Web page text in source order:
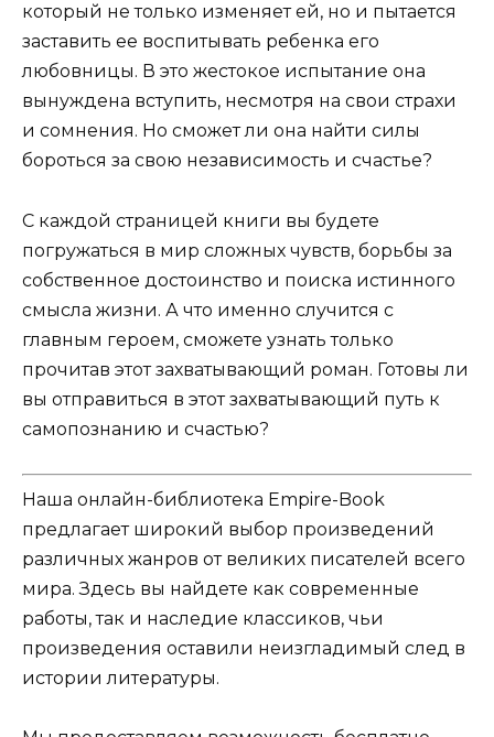
который не только изменяет ей, но и пытается
заставить ее воспитывать ребенка его
любовницы. В это жестокое испытание она
вынуждена вступить, несмотря на свои страхи
и сомнения. Но сможет ли она найти силы
бороться за свою независимость и счастье?
С каждой страницей книги вы будете
погружаться в мир сложных чувств, борьбы за
собственное достоинство и поиска истинного
смысла жизни. А что именно случится с
главным героем, сможете узнать только
прочитав этот захватывающий роман. Готовы ли
вы отправиться в этот захватывающий путь к
самопознанию и счастью?
Наша онлайн-библиотека Empire-Book
предлагает широкий выбор произведений
различных жанров от великих писателей всего
мира. Здесь вы найдете как современные
работы, так и наследие классиков, чьи
произведения оставили неизгладимый след в
истории литературы.